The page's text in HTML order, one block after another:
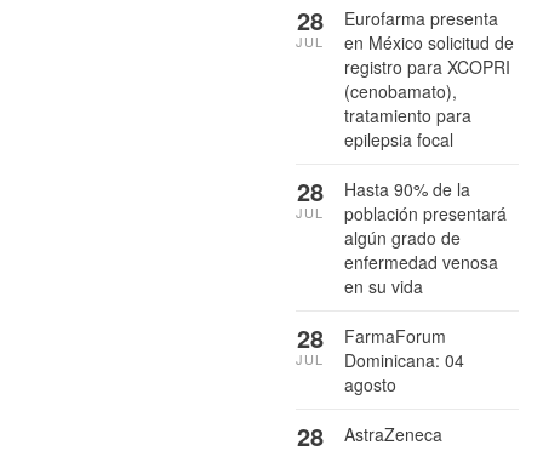
Eurofarma presenta
en México solicitud de
registro para XCOPRI
(cenobamato),
tratamiento para
epilepsia focal
28
JUL
Hasta 90% de la
población presentará
algún grado de
enfermedad venosa
en su vida
28
JUL
FarmaForum
Dominicana: 04
agosto
28
JUL
AstraZeneca
28